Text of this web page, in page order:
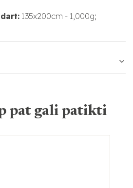
135x200cm - 1,000g;
pat gali patikti